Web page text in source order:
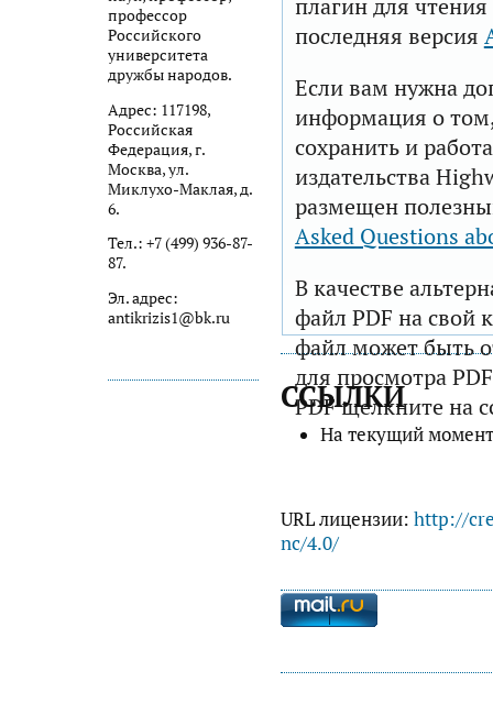
профессор
Российского
университета
дружбы народов.
Адрес: 117198,
Российская
Федерация, г.
Москва, ул.
Миклухо-Маклая, д.
6.
Тел.: +7 (499) 936-87-
87.
Эл. адрес:
antikrizis1@bk.ru
последняя версия
Если вам нужна
информация о том,
сохранить и
издательства
размещен
Asked Questions
В качестве
файл PDF на свой
файл может быть
для просмотра
PDF щелкните на
ССЫЛКИ
На текущий
URL лицензии: http://
nc/4.0/